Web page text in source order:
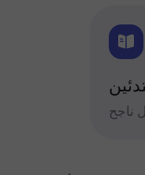
ناجح